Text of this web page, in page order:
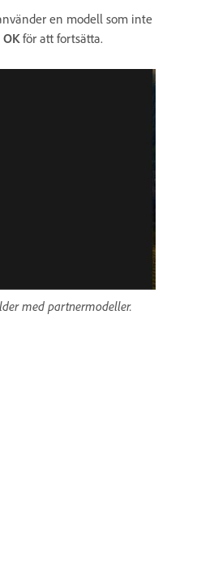
en modell som inte
OKför att fortsätta.
med partnermodeller.